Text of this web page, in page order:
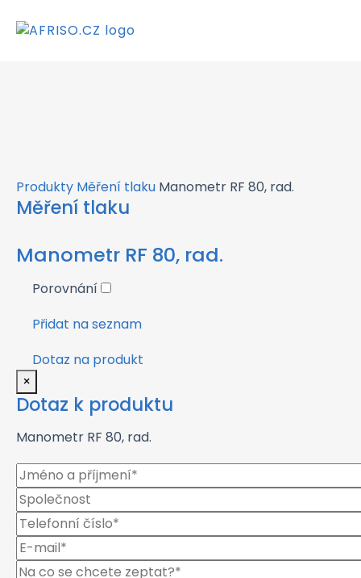
Produkty Měření tlaku Manometr RF 80, rad.
Měření tlaku
Manometr RF 80, rad.
Porovnání
Přidat na seznam
Dotaz na produkt
×
Dotaz k produktu
Manometr RF 80, rad.